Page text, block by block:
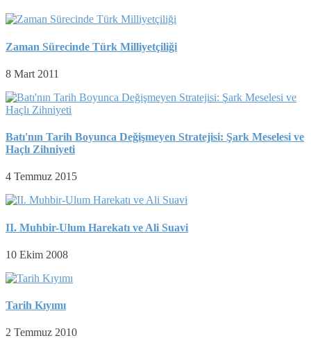
Zaman Sürecinde Türk Milliyetçiliği
8 Mart 2011
Batı'nın Tarih Boyunca Değişmeyen Stratejisi: Şark Meselesi ve
Haçlı Zihniyeti
4 Temmuz 2015
II. Muhbir-Ulum Harekatı ve Ali Suavi
10 Ekim 2008
Tarih Kıyımı
2 Temmuz 2010